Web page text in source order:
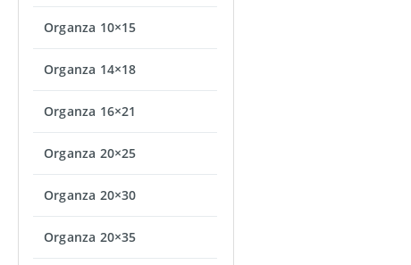
Organza 10×15
Organza 14×18
Organza 16×21
Organza 20×25
Organza 20×30
Organza 20×35